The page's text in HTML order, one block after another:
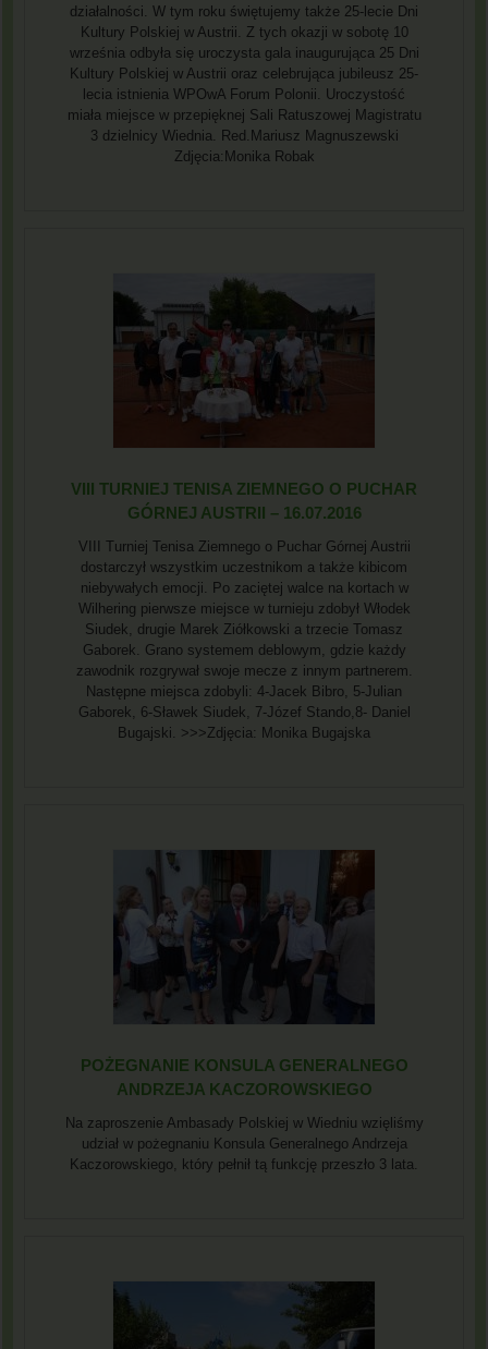
działalności. W tym roku świętujemy także 25-lecie Dni
Kultury Polskiej w Austrii. Z tych okazji w sobotę 10
września odbyła się uroczysta gala inaugurująca 25 Dni
Kultury Polskiej w Austrii oraz celebrująca jubileusz 25-
lecia istnienia WPOwA Forum Polonii. Uroczystość
miała miejsce w przepięknej Sali Ratuszowej Magistratu
3 dzielnicy Wiednia. Red.Mariusz Magnuszewski
Zdjęcia:Monika Robak
VIII TURNIEJ TENISA ZIEMNEGO O PUCHAR
GÓRNEJ AUSTRII – 16.07.2016
VIII Turniej Tenisa Ziemnego o Puchar Górnej Austrii
dostarczył wszystkim uczestnikom a także kibicom
niebywałych emocji. Po zaciętej walce na kortach w
Wilhering pierwsze miejsce w turnieju zdobył Włodek
Siudek, drugie Marek Ziółkowski a trzecie Tomasz
Gaborek. Grano systemem deblowym, gdzie każdy
zawodnik rozgrywał swoje mecze z innym partnerem.
Następne miejsca zdobyli: 4-Jacek Bibro, 5-Julian
Gaborek, 6-Sławek Siudek, 7-Józef Stando,8- Daniel
Bugajski. >>>Zdjęcia: Monika Bugajska
POŻEGNANIE KONSULA GENERALNEGO
ANDRZEJA KACZOROWSKIEGO
Na zaproszenie Ambasady Polskiej w Wiedniu wzięliśmy
udział w pożegnaniu Konsula Generalnego Andrzeja
Kaczorowskiego, który pełnił tą funkcję przeszło 3 lata.